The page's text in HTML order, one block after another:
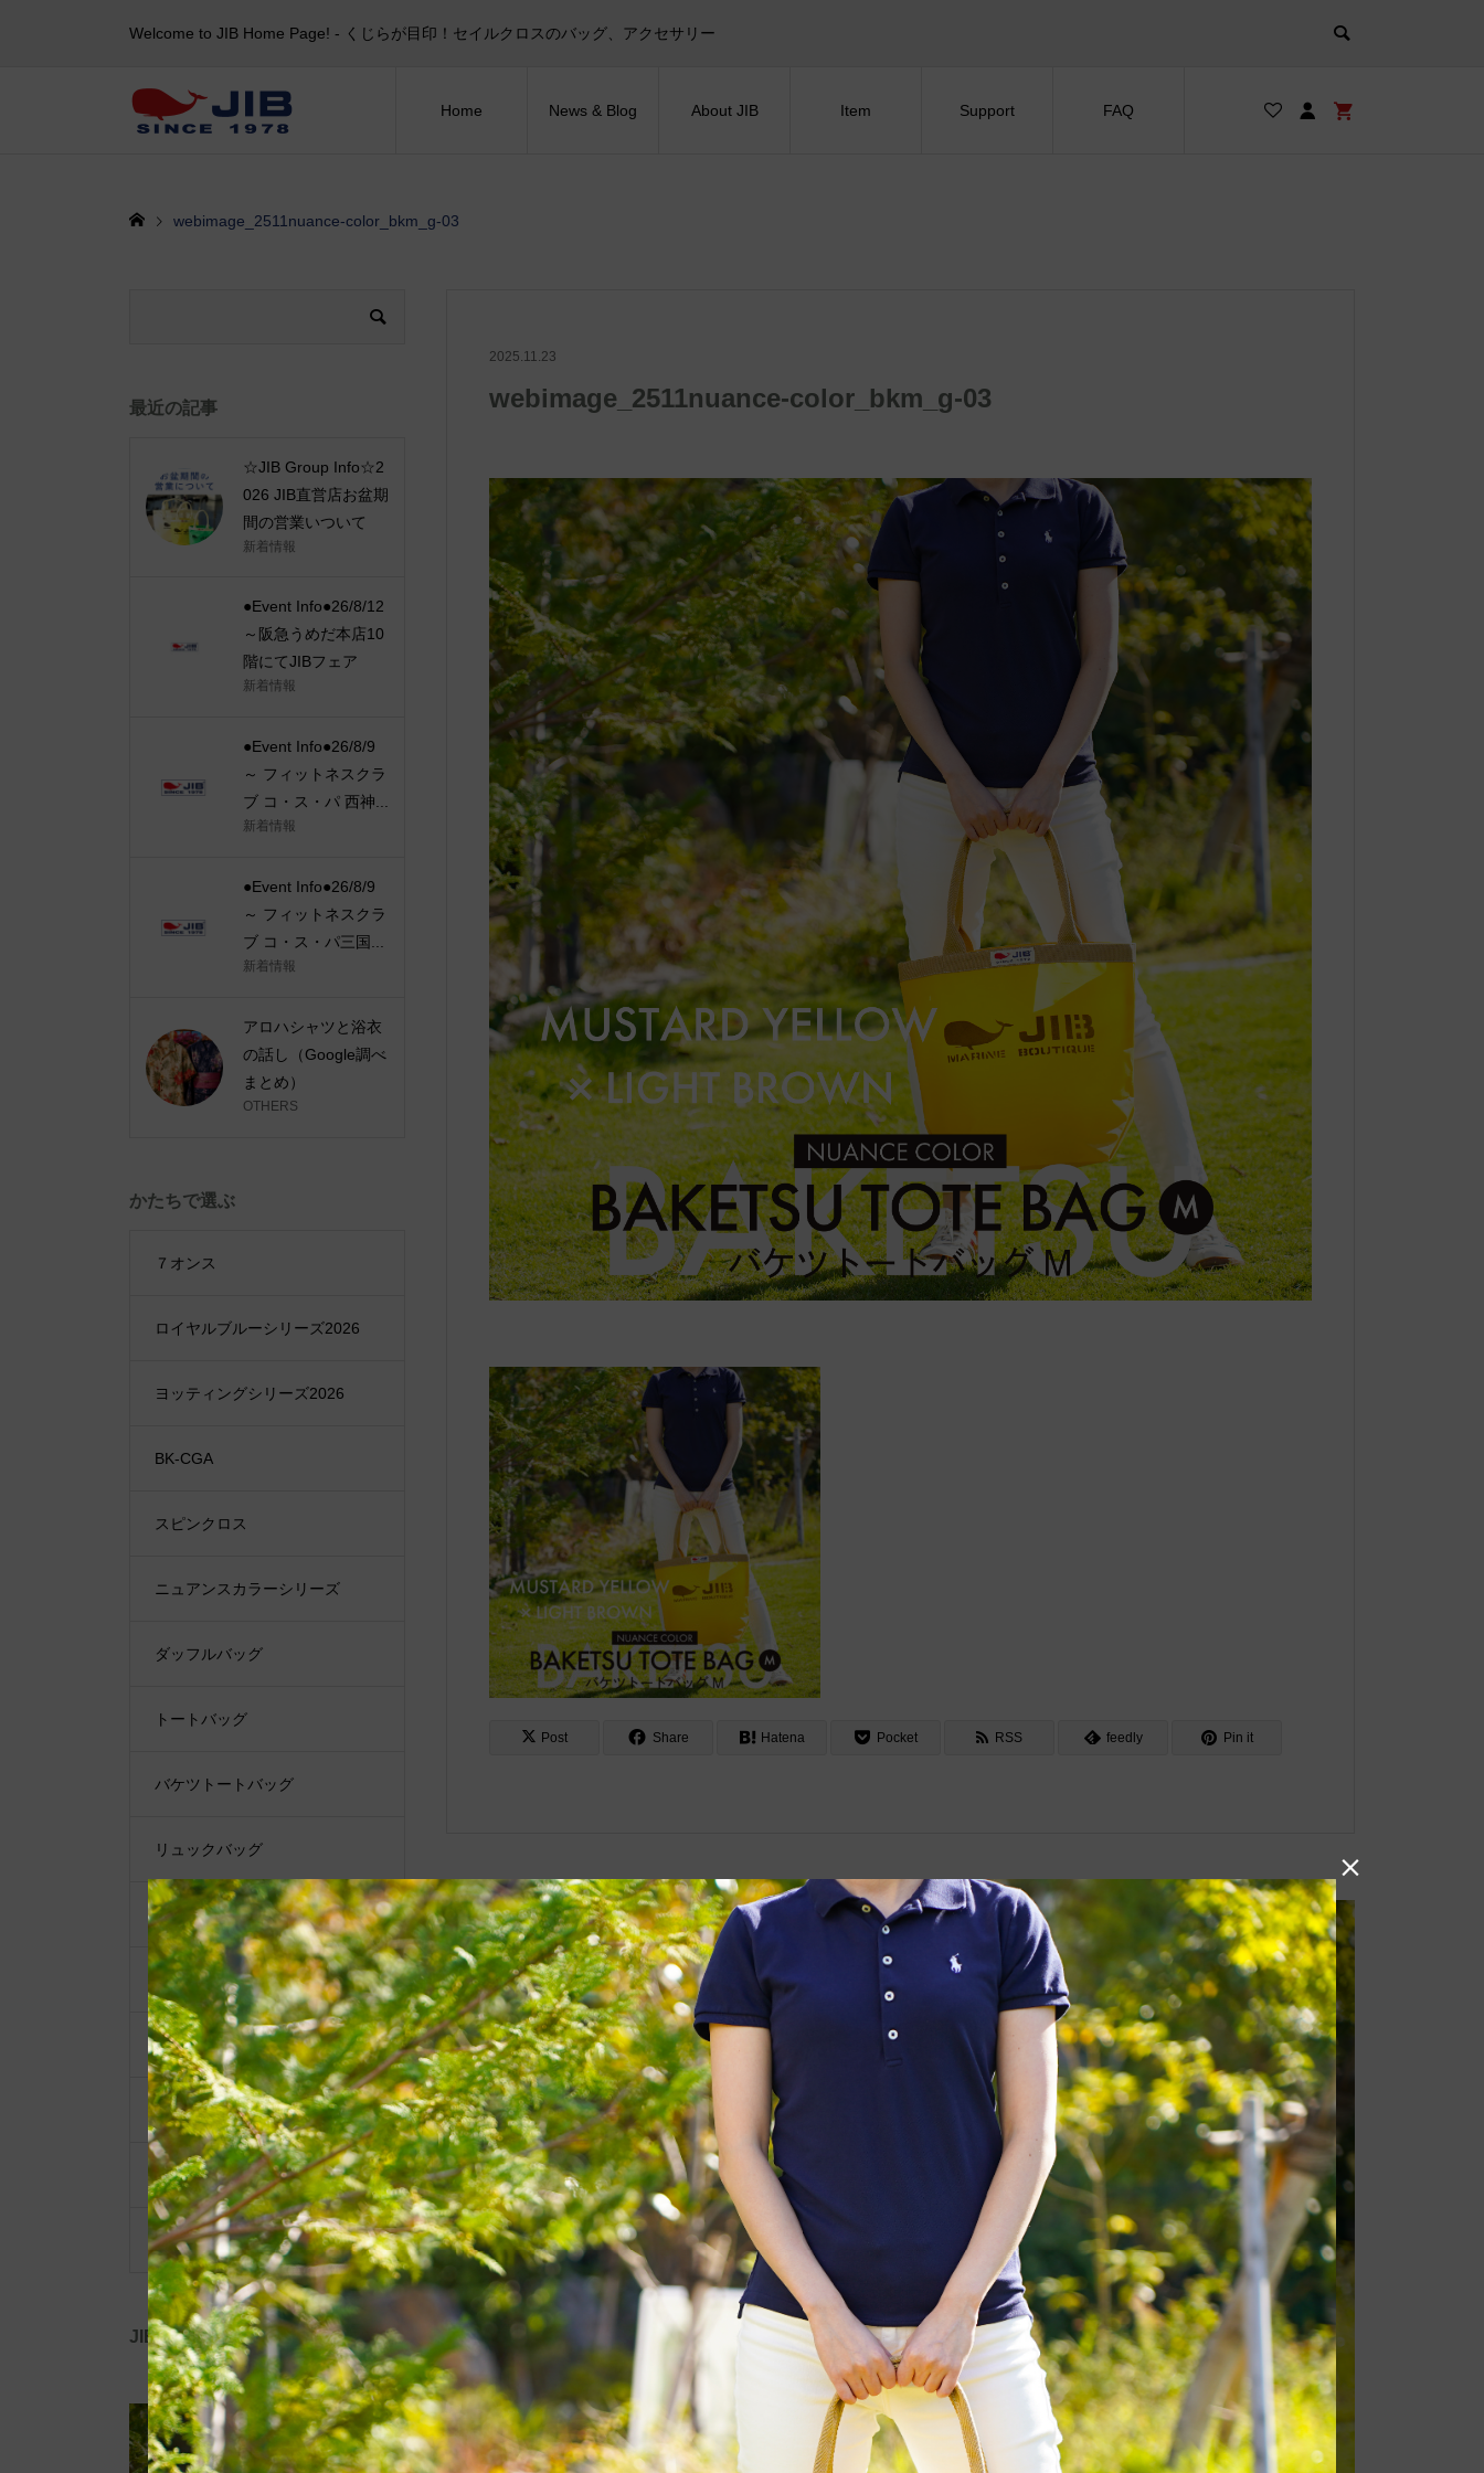
Welcome to JIB Home Page! ‐ くじらが目印！セイルクロスのバッグ、アクセサリー
Home News & Blog About JIB Item Support FAQ
webimage_2511nuance-color_bkm_g-03
2025.11.23
webimage_2511nuance-color_bkm_g-03
Post Share Hatena Pocket RSS feedly Pin it
最近の記事
☆JIB Group Info☆2
026 JIB直営店お盆期
間の営業いついて
新着情報
●Event Info●26/8/12
～阪急うめだ本店10
階にてJIBフェア
新着情報
●Event Info●26/8/9
～ フィットネスクラ
ブ コ・ス・パ 西神...
新着情報
●Event Info●26/8/9
～ フィットネスクラ
ブ コ・ス・パ三国...
新着情報
アロハシャツと浴衣
の話し（Google調べ
まとめ）
OTHERS
かたちで選ぶ
７オンス
ロイヤルブルーシリーズ2026
ヨッティングシリーズ2026
BK-CGA
スピンクロス
ニュアンスカラーシリーズ
ダッフルバッグ
トートバッグ
バケツトートバッグ
リュックバッグ
ショルダーバッグ
ショルダーベルト
ポーチ・ポシェット
小物類
限定品・限定カラー
その他
JIB公式SNS
